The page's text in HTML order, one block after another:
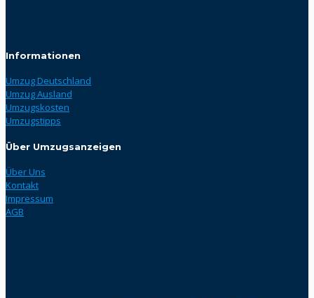
Informationen
Umzug Deutschland
Umzug Ausland
Umzugskosten
Umzugstipps
Über Umzugsanzeigen
Über Uns
Kontakt
Impressum
AGB